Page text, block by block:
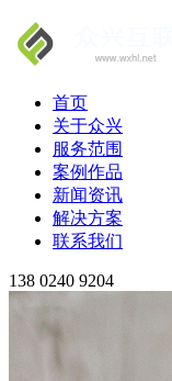
首页
关于众兴
服务范围
案例作品
新闻资讯
解决方案
联系我们
138 0240 9204